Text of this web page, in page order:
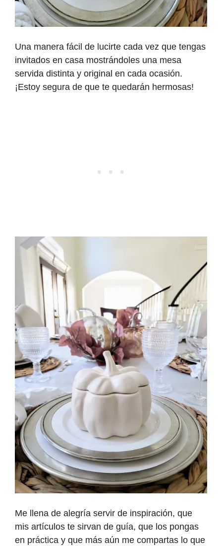
Una manera fácil de lucirte cada vez que tengas
invitados en casa mostrándoles una mesa
servida distinta y original en cada ocasión.
¡Estoy segura de que te quedarán hermosas!
Me llena de alegría servir de inspiración, que
mis artículos te sirvan de guía, que los pongas
en práctica y que más aún me compartas lo que